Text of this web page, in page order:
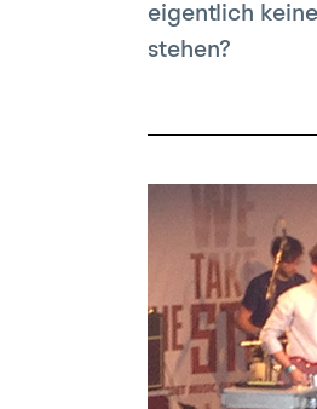
eigentlich
stehen?